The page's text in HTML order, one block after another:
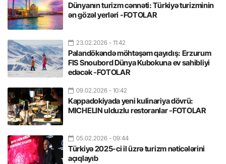
Dünyanın turizm cənnəti: Türkiyə turizminin
ən gözəl yerləri -FOTOLAR
23.02.2026 - 11:42
Palandökəndə möhtəşəm qayıdış: Erzurum
FIS Snoubord Dünya Kubokuna ev sahibliyi
edəcək -FOTOLAR
09.02.2026 - 10:42
Kappadokiyada yeni kulinariya dövrü:
MICHELIN ulduzlu restoranlar -FOTOLAR
05.02.2026 - 09:44
Türkiyə 2025-ci il üzrə turizm nəticələrini
açıqlayıb